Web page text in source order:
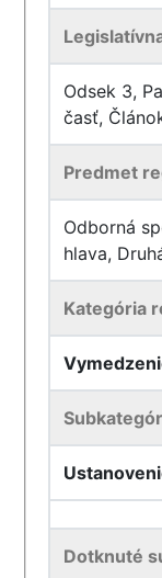
Odsek 3,
časť,
Predmet
Odborná
hlava,
Kategória
Dotknuté